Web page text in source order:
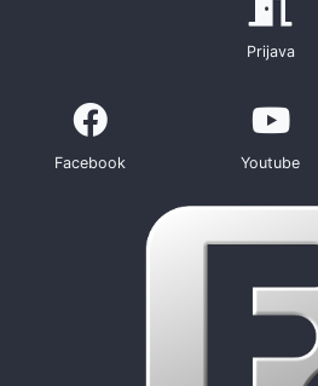
Prijava
Facebook Youtube